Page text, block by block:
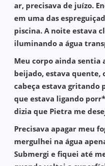
ar, precisava de juízo.
em uma das
piscina. A noite estava
iluminando a água
Meu corpo ainda sentia
beijado, estava quente,
cabeça estava gritando
que estava ligando
dizia que Pietra me
Precisava apagar meu
mergulhei na água
Submergi e fiquei até